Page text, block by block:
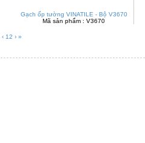
Gạch ốp tường VINATILE - Bộ V3670
Mã sản phẩm : V3670
‹ 12 › »